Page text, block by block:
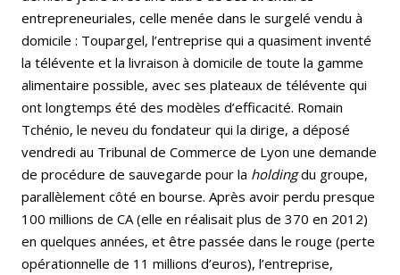
entrepreneuriales, celle menée dans le surgelé vendu à
domicile : Toupargel, l’entreprise qui a quasiment inventé
la télévente et la livraison à domicile de toute la gamme
alimentaire possible, avec ses plateaux de télévente qui
ont longtemps été des modèles d’efficacité. Romain
Tchénio, le neveu du fondateur qui la dirige, a déposé
vendredi au Tribunal de Commerce de Lyon une demande
de procédure de sauvegarde pour la holdingdu groupe,
parallèlement côté en bourse. Après avoir perdu presque
100 millions de CA (elle en réalisait plus de 370 en 2012)
en quelques années, et être passée dans le rouge (perte
opérationnelle de 11 millions d’euros), l’entreprise,